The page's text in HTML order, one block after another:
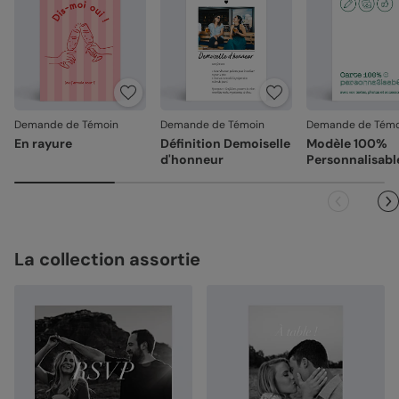
Demande de Témoin
En rayure
Demande de Témoin
Définition Demoiselle
d'honneur
Demande de
Modèle 100%
La collection assortie